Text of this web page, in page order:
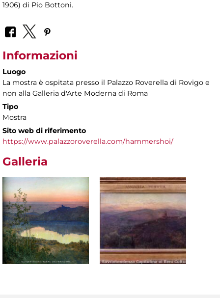
1906) di Pio Bottoni.
Informazioni
Luogo
La mostra è ospitata presso il Palazzo Roverella di Rovigo e
non alla Galleria d'Arte Moderna di Roma
Tipo
Mostra
Sito web di riferimento
https://www.palazzoroverella.com/hammershoi/
Galleria